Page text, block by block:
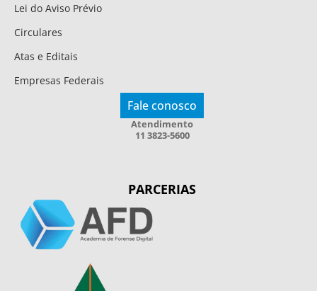
Lei do Aviso Prévio
Circulares
Atas e Editais
Empresas Federais
Fale conosco
Atendimento
11 3823-5600
PARCERIAS